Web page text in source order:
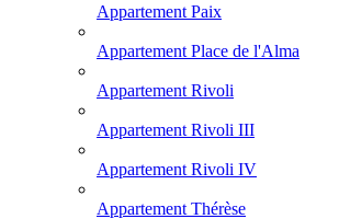
Appartement Paix
Appartement Place de l'Alma
Appartement Rivoli
Appartement Rivoli III
Appartement Rivoli IV
Appartement Thérèse